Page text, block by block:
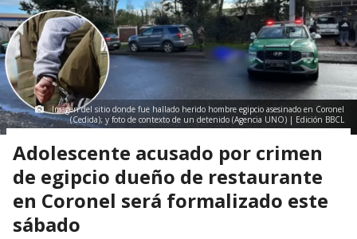
Imagen del sitio donde fue hallado herido hombre egipcio asesinado en Coronel
(Cedida); y foto de contexto de un detenido (Agencia UNO) | Edición BBCL
Adolescente acusado por crimen
de egipcio dueño de restaurante
en Coronel será formalizado este
sábado